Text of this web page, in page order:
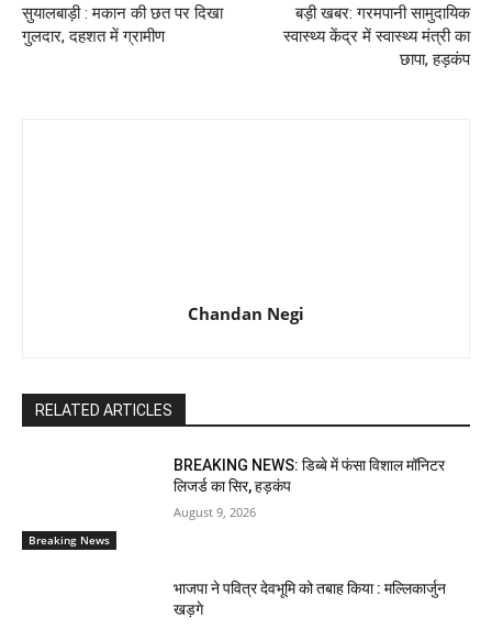
सुयालबाड़ी : मकान की छत पर दिखा
गुलदार, दहशत में ग्रामीण
बड़ी खबर: गरमपानी सामुदायिक
स्वास्थ्य केंद्र में स्वास्थ्य मंत्री का
छापा, हड़कंप
Chandan Negi
RELATED ARTICLES
Breaking News
BREAKING NEWS: डिब्बे में फंसा विशाल मॉनिटर
लिजर्ड का सिर, हड़कंप
August 9, 2026
भाजपा ने पवित्र देवभूमि को तबाह किया : मल्लिकार्जुन
खड़गे